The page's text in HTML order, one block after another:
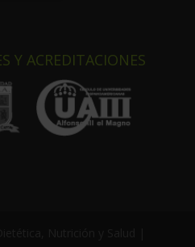
Y ACREDITACIONES